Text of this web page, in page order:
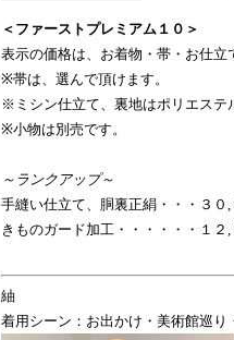
＜ファーストプレミアム１０＞
表示の価格は、お着物・帯・お仕立
※帯は、選んで頂けます。
※ミシン仕立て、裏地はポリエステ
※小物は別売です。
～ランクアップ～
手縫い仕立て、胴裏正絹・・・３０
きものガード加工・・・・・・１２
紬
着用シーン：お出かけ・美術館巡り